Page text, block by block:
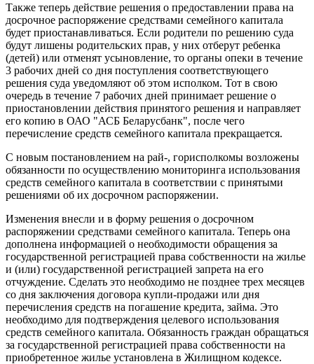
Также теперь действие решения о предоставлении права на
досрочное распоряжение средствами семейного капитала
будет приостанавливаться. Если родители по решению суда
будут лишены родительских прав, у них отберут ребенка
(детей) или отменят усыновление, то органы опеки в течение
3 рабочих дней со дня поступления соответствующего
решения суда уведомляют об этом исполком. Тот в свою
очередь в течение 7 рабочих дней принимает решение о
приостановлении действия принятого решения и направляет
его копию в ОАО "АСБ Беларусбанк", после чего
перечисление средств семейного капитала прекращается.
С новым постановлением на рай-, горисполкомы возложены
обязанности по осуществлению мониторинга использования
средств семейного капитала в соответствии с принятыми
решениями об их досрочном распоряжении.
Изменения внесли и в форму решения о досрочном
распоряжении средствами семейного капитала. Теперь она
дополнена информацией о необходимости обращения за
государственной регистрацией права собственности на жилье
и (или) государственной регистрацией запрета на его
отчуждение. Сделать это необходимо не позднее трех месяцев
со дня заключения договора купли-продажи или дня
перечисления средств на погашение кредита, займа. Это
необходимо для подтверждения целевого использования
средств семейного капитала. Обязанность граждан обращаться
за государственной регистрацией права собственности на
приобретенное жилье установлена в Жилищном кодексе.